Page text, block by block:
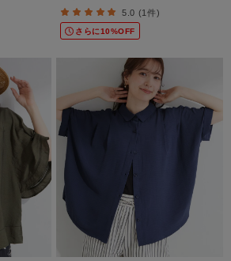
5.0 (1件)
さらに10%OFF